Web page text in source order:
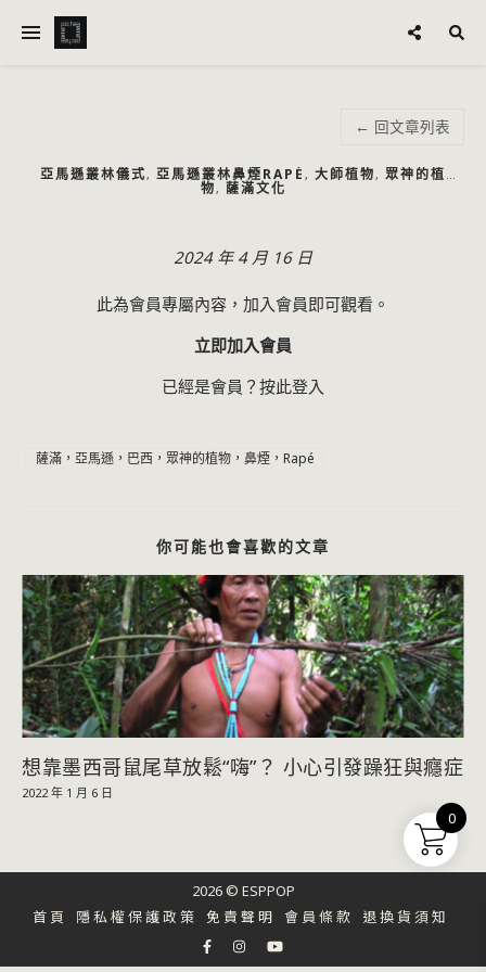
← 回文章列表
亞馬遜叢林儀式, 亞馬遜叢林鼻煙RAPÉ , 大師植物, 眾神的植
物, 薩滿文化
2024 年 4 月 16 日
此為會員專屬內容，加入會員即可觀看。
立即加入會員
已經是會員？ 按此登入
薩滿，亞馬遜，巴西，眾神的植物，鼻煙，Rapé
你可能也會喜歡的文章
想靠墨西哥鼠尾草放鬆“嗨”？ 小心引發躁狂與癮症
2022 年 1 月 6 日
2026 © ESPPOP
首頁 隱私權保護政策 免責聲明 會員條款 退換貨須知
0